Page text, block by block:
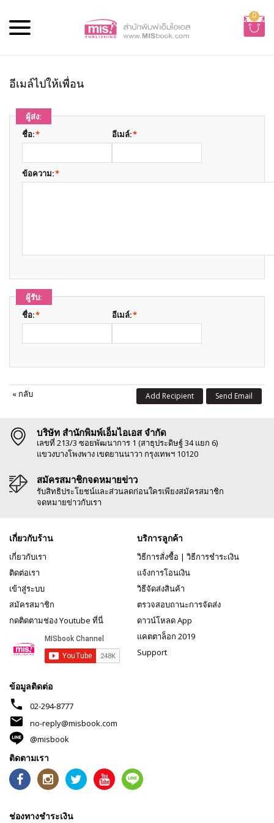
0
อีเมล์ไปให้เพื่อน
ผู้ส่ง:
*
ชื่อ: *
อีเมล์:
*
ข้อความ:
ผู้รับ:
*
ชื่อ: *
อีเมล์:
« กลับ Send Email
Add Recipient
บริษัท สำนักพิมพ์เอ็มไอเอส จำกัด
เลขที่ 213/3 ซอยพัฒนาการ 1 (สาธุประดิษฐ์ 34 แยก 6)
แขวงบางโพงพาง เขตยานนาวา กรุงเทพฯ 10120
สมัครสมาชิกจดหมายข่าว
รับสิทธิประโยชน์และส่วนลดก่อนใครเพียงสมัครสมาชิก
จดหมายข่าวกับเรา
เกี่ยวกับร้าน
เกี่ยวกับเรา
ติดต่อเรา
เข้าสู่ระบบ
สมัครสมาชิก
กดติดตามช่อง Youtube ที่นี่
บริการลูกค้า
วิธีการสั่งซื้อ | วิธีการชำระเงิน
แจ้งการโอนเงิน
วิธีจัดส่งสินค้า
ตรวจสอบถานะการจัดส่ง
ดาวน์โหลด App
แคตตาล็อก 2019
Support
ข้อมูลติดต่อ
phone 02-294-8777
mail
no-reply@misbook.com
@misbook
ติดตามเรา
ช่องทางชำระเงิน